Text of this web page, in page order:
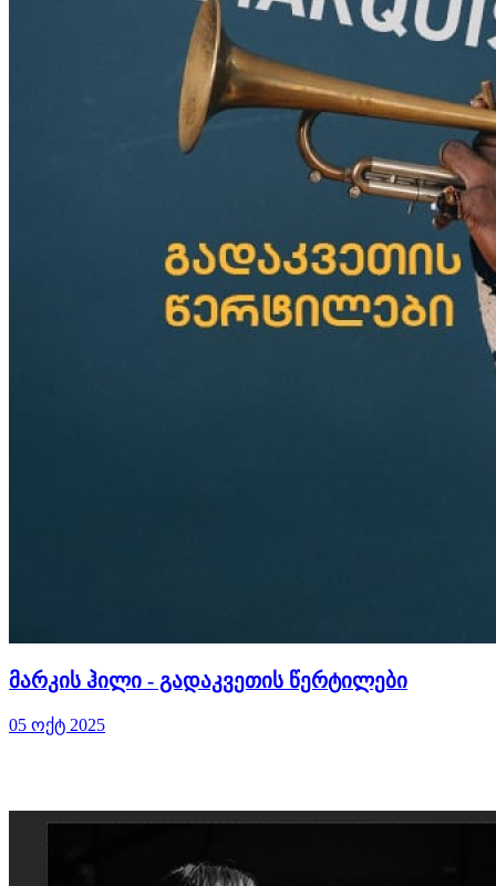
მარკის ჰილი - გადაკვეთის წერტილები
05 ოქტ 2025